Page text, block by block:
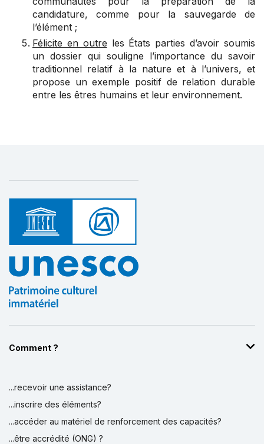
candidature, comme pour la sauvegarde de
l’élément ;
Félicite en outre les États parties d’avoir soumis
un dossier qui souligne l’importance du savoir
traditionnel relatif à la nature et à l’univers, et
propose un exemple positif de relation durable
entre les êtres humains et leur environnement.
Comment ?
...recevoir une assistance?
...inscrire des éléments?
...accéder au matériel de renforcement des capacités?
...être accrédité (ONG) ?